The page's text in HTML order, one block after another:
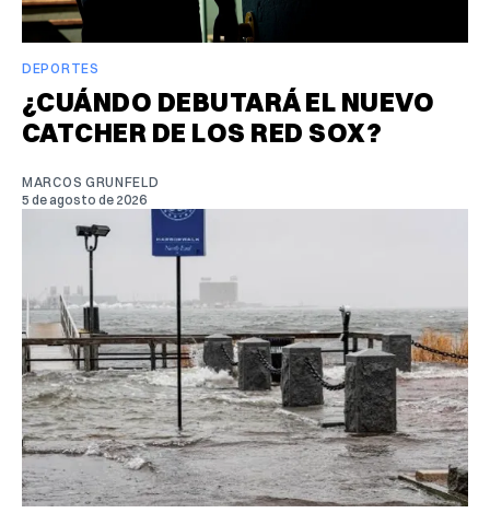
DEPORTES
¿CUÁNDO DEBUTARÁ EL NUEVO
CATCHER DE LOS RED SOX?
MARCOS GRUNFELD
5 de agosto de 2026